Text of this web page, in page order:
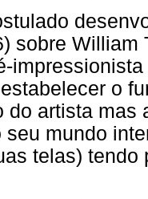
sobre William
o
do artista mas
mundo
telas)